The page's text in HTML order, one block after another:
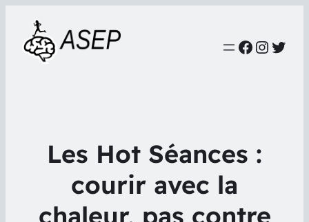
Les Hot Séances :
courir avec la
chaleur, pas contre